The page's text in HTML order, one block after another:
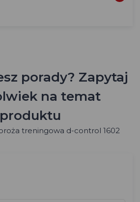
porady? Zapytaj
na temat
produktu
treningowa d-control 1602